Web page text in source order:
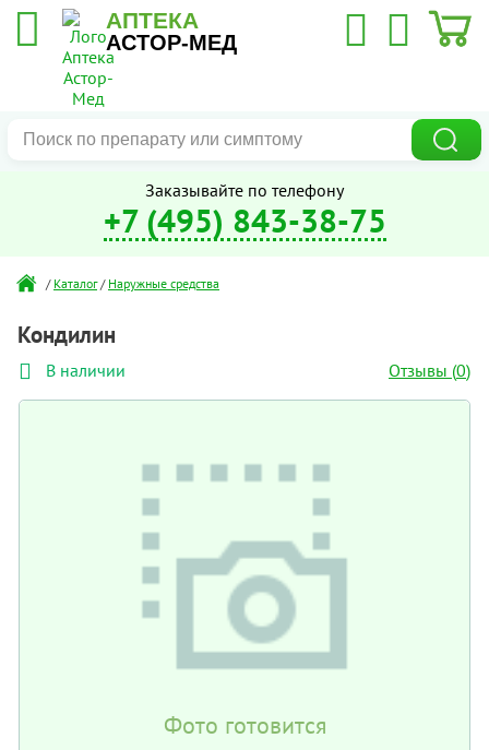
АПТЕКА
АСТОР-МЕД
Заказывайте по телефону
+7 (495) 843-38-75
/ Каталог / Наружные средства
Кондилин
В наличии Отзывы (0)
Фото готовится